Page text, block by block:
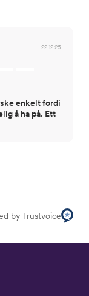
22.12.25
enkelt fordi
å ha på. Ett
by Trustvoice